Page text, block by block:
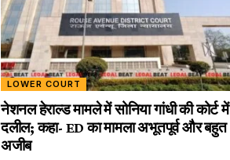
LOWER COURT
नेशनल हेराल्ड मामले में सोनिया गांधी की कोर्ट में
दलील; कहा- ED का मामला अभूतपूर्व और बहुत
अजीब